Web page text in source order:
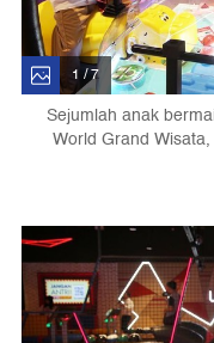
1 / 7
Sejumlah anak
World Grand